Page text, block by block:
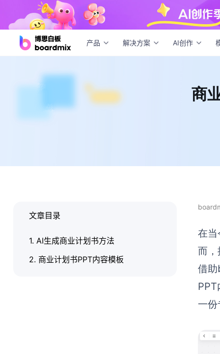
产品 解决方案 AI创作
商业
商
在当
而，
借
PPT
一
文章目录
1. AI生成商业计划书方法
2. 商业计划书PPT内容模板